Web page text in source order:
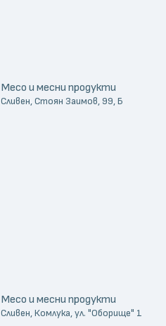
Месо и месни продукти
Сливен, Стоян Заимов, 99, Б
Месо и месни продукти
Сливен, Комлука, ул. "Оборище" 1